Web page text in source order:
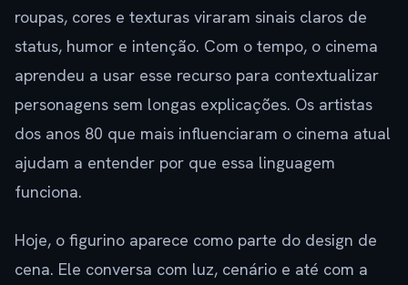
roupas, cores e texturas viraram sinais claros de
status, humor e intenção. Com o tempo, o cinema
aprendeu a usar esse recurso para contextualizar
personagens sem longas explicações. Os artistas
dos anos 80 que mais influenciaram o cinema atual
ajudam a entender por que essa linguagem
funciona.
Hoje, o figurino aparece como parte do design de
cena. Ele conversa com luz, cenário e até com a